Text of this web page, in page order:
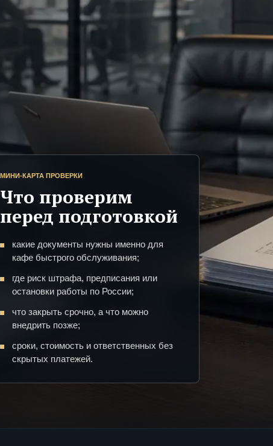
МИНИ-КАРТА ПРОВЕРКИ
Что проверим
перед подготовкой
какие документы нужны именно для
кафе быстрого обслуживания;
где риск штрафа, предписания или
остановки работы по России;
что закрыть срочно, а что можно
внедрить позже;
сроки, стоимость и ответственных без
скрытых платежей.